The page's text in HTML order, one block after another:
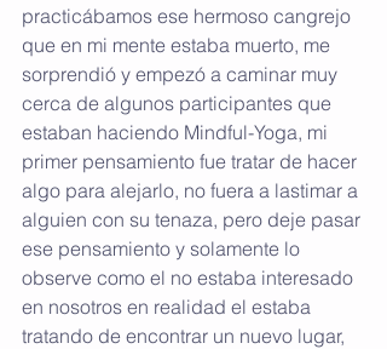
practicábamos ese hermoso cangrejo
que en mi mente estaba muerto, me
sorprendió y empezó a caminar muy
cerca de algunos participantes que
estaban haciendo Mindful-Yoga, mi
primer pensamiento fue tratar de hacer
algo para alejarlo, no fuera a lastimar a
alguien con su tenaza, pero deje pasar
ese pensamiento y solamente lo
observe como el no estaba interesado
en nosotros en realidad el estaba
tratando de encontrar un nuevo lugar,